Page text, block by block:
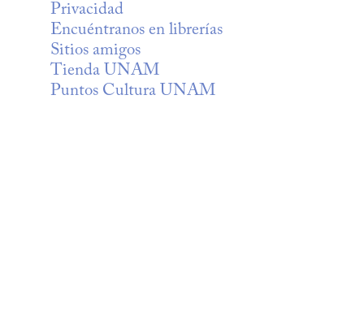
Privacidad
Encuéntranos en librerías
Sitios amigos
Tienda UNAM
Puntos Cultura UNAM